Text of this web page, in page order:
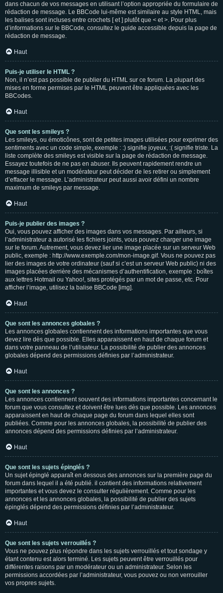
dans chacun de vos messages en utilisant l’option appropriée du formulaire de
rédaction de message. Le BBCode lui-même est similaire au style HTML, mais
les balises sont incluses entre crochets [ et ] plutôt que < et >. Pour plus
d’informations sur le BBCode, consultez le guide accessible depuis la page de
rédaction de message.
Haut
Puis-je utiliser le HTML ?
Non, il n’est pas possible de publier du HTML sur ce forum. La plupart des
mises en forme permises par le HTML peuvent être appliquées avec les
BBCodes.
Haut
Que sont les smileys ?
Les smileys, ou émoticônes, sont de petites images utilisées pour exprimer des
sentiments avec un code simple, exemple : :) signifie joyeux, :( signifie triste. La
liste complète des smileys est visible sur la page de rédaction de message.
Essayez toutefois de ne pas en abuser. Ils peuvent rapidement rendre un
message illisible et un modérateur peut décider de les retirer ou simplement
d’effacer le message. L’administrateur peut aussi avoir défini un nombre
maximum de smileys par message.
Haut
Puis-je publier des images ?
Oui, vous pouvez afficher des images dans vos messages. Par ailleurs, si
l’administrateur a autorisé les fichiers joints, vous pouvez charger une image
sur le forum. Autrement, vous devez lier une image placée sur un serveur Web
public, exemple : http://www.exemple.com/mon-image.gif. Vous ne pouvez pas
lier des images de votre ordinateur (sauf si c’est un serveur Web public) ni des
images placées derrière des mécanismes d’authentification, exemple : boîtes
aux lettres Hotmail ou Yahoo!, sites protégés par un mot de passe, etc. Pour
afficher l’image, utilisez la balise BBCode [img].
Haut
Que sont les annonces globales ?
Les annonces globales contiennent des informations importantes que vous
devez lire dès que possible. Elles apparaissent en haut de chaque forum et
dans votre panneau de l’utilisateur. La possibilité de publier des annonces
globales dépend des permissions définies par l’administrateur.
Haut
Que sont les annonces ?
Les annonces contiennent souvent des informations importantes concernant le
forum que vous consultez et doivent être lues dès que possible. Les annonces
apparaissent en haut de chaque page du forum dans lequel elles sont
publiées. Comme pour les annonces globales, la possibilité de publier des
annonces dépend des permissions définies par l’administrateur.
Haut
Que sont les sujets épinglés ?
Un sujet épinglé apparaît en dessous des annonces sur la première page du
forum dans lequel il a été publié. il contient des informations relativement
importantes et vous devez le consulter régulièrement. Comme pour les
annonces et les annonces globales, la possibilité de publier des sujets
épinglés dépend des permissions définies par l’administrateur.
Haut
Que sont les sujets verrouillés ?
Vous ne pouvez plus répondre dans les sujets verrouillés et tout sondage y
étant contenu est alors terminé. Les sujets peuvent être verrouillés pour
différentes raisons par un modérateur ou un administrateur. Selon les
permissions accordées par l’administrateur, vous pouvez ou non verrouiller
vos propres sujets.